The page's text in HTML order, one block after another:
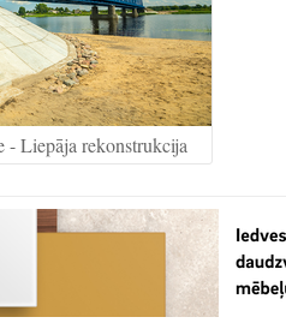
- Liepāja rekonstrukcija